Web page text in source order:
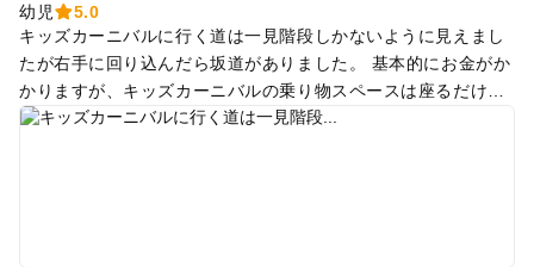
幼児
5.0
キッズカーニバルに行く道は一見階段しかないように見えまし
たが右手に回り込んだら坂道がありました。 基本的にお金がか
かりますが、キッズカーニバルの乗り物スペースは座るだけで
満足してもらえました。 観覧車は夜凄く並び、時間調整が難し